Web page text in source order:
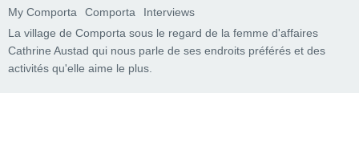
My Comporta Comporta
Interviews
La village de Comporta sous le regard de la femme d'affaires
Cathrine Austad qui nous parle de ses endroits préférés et des
activités qu'elle aime le plus.